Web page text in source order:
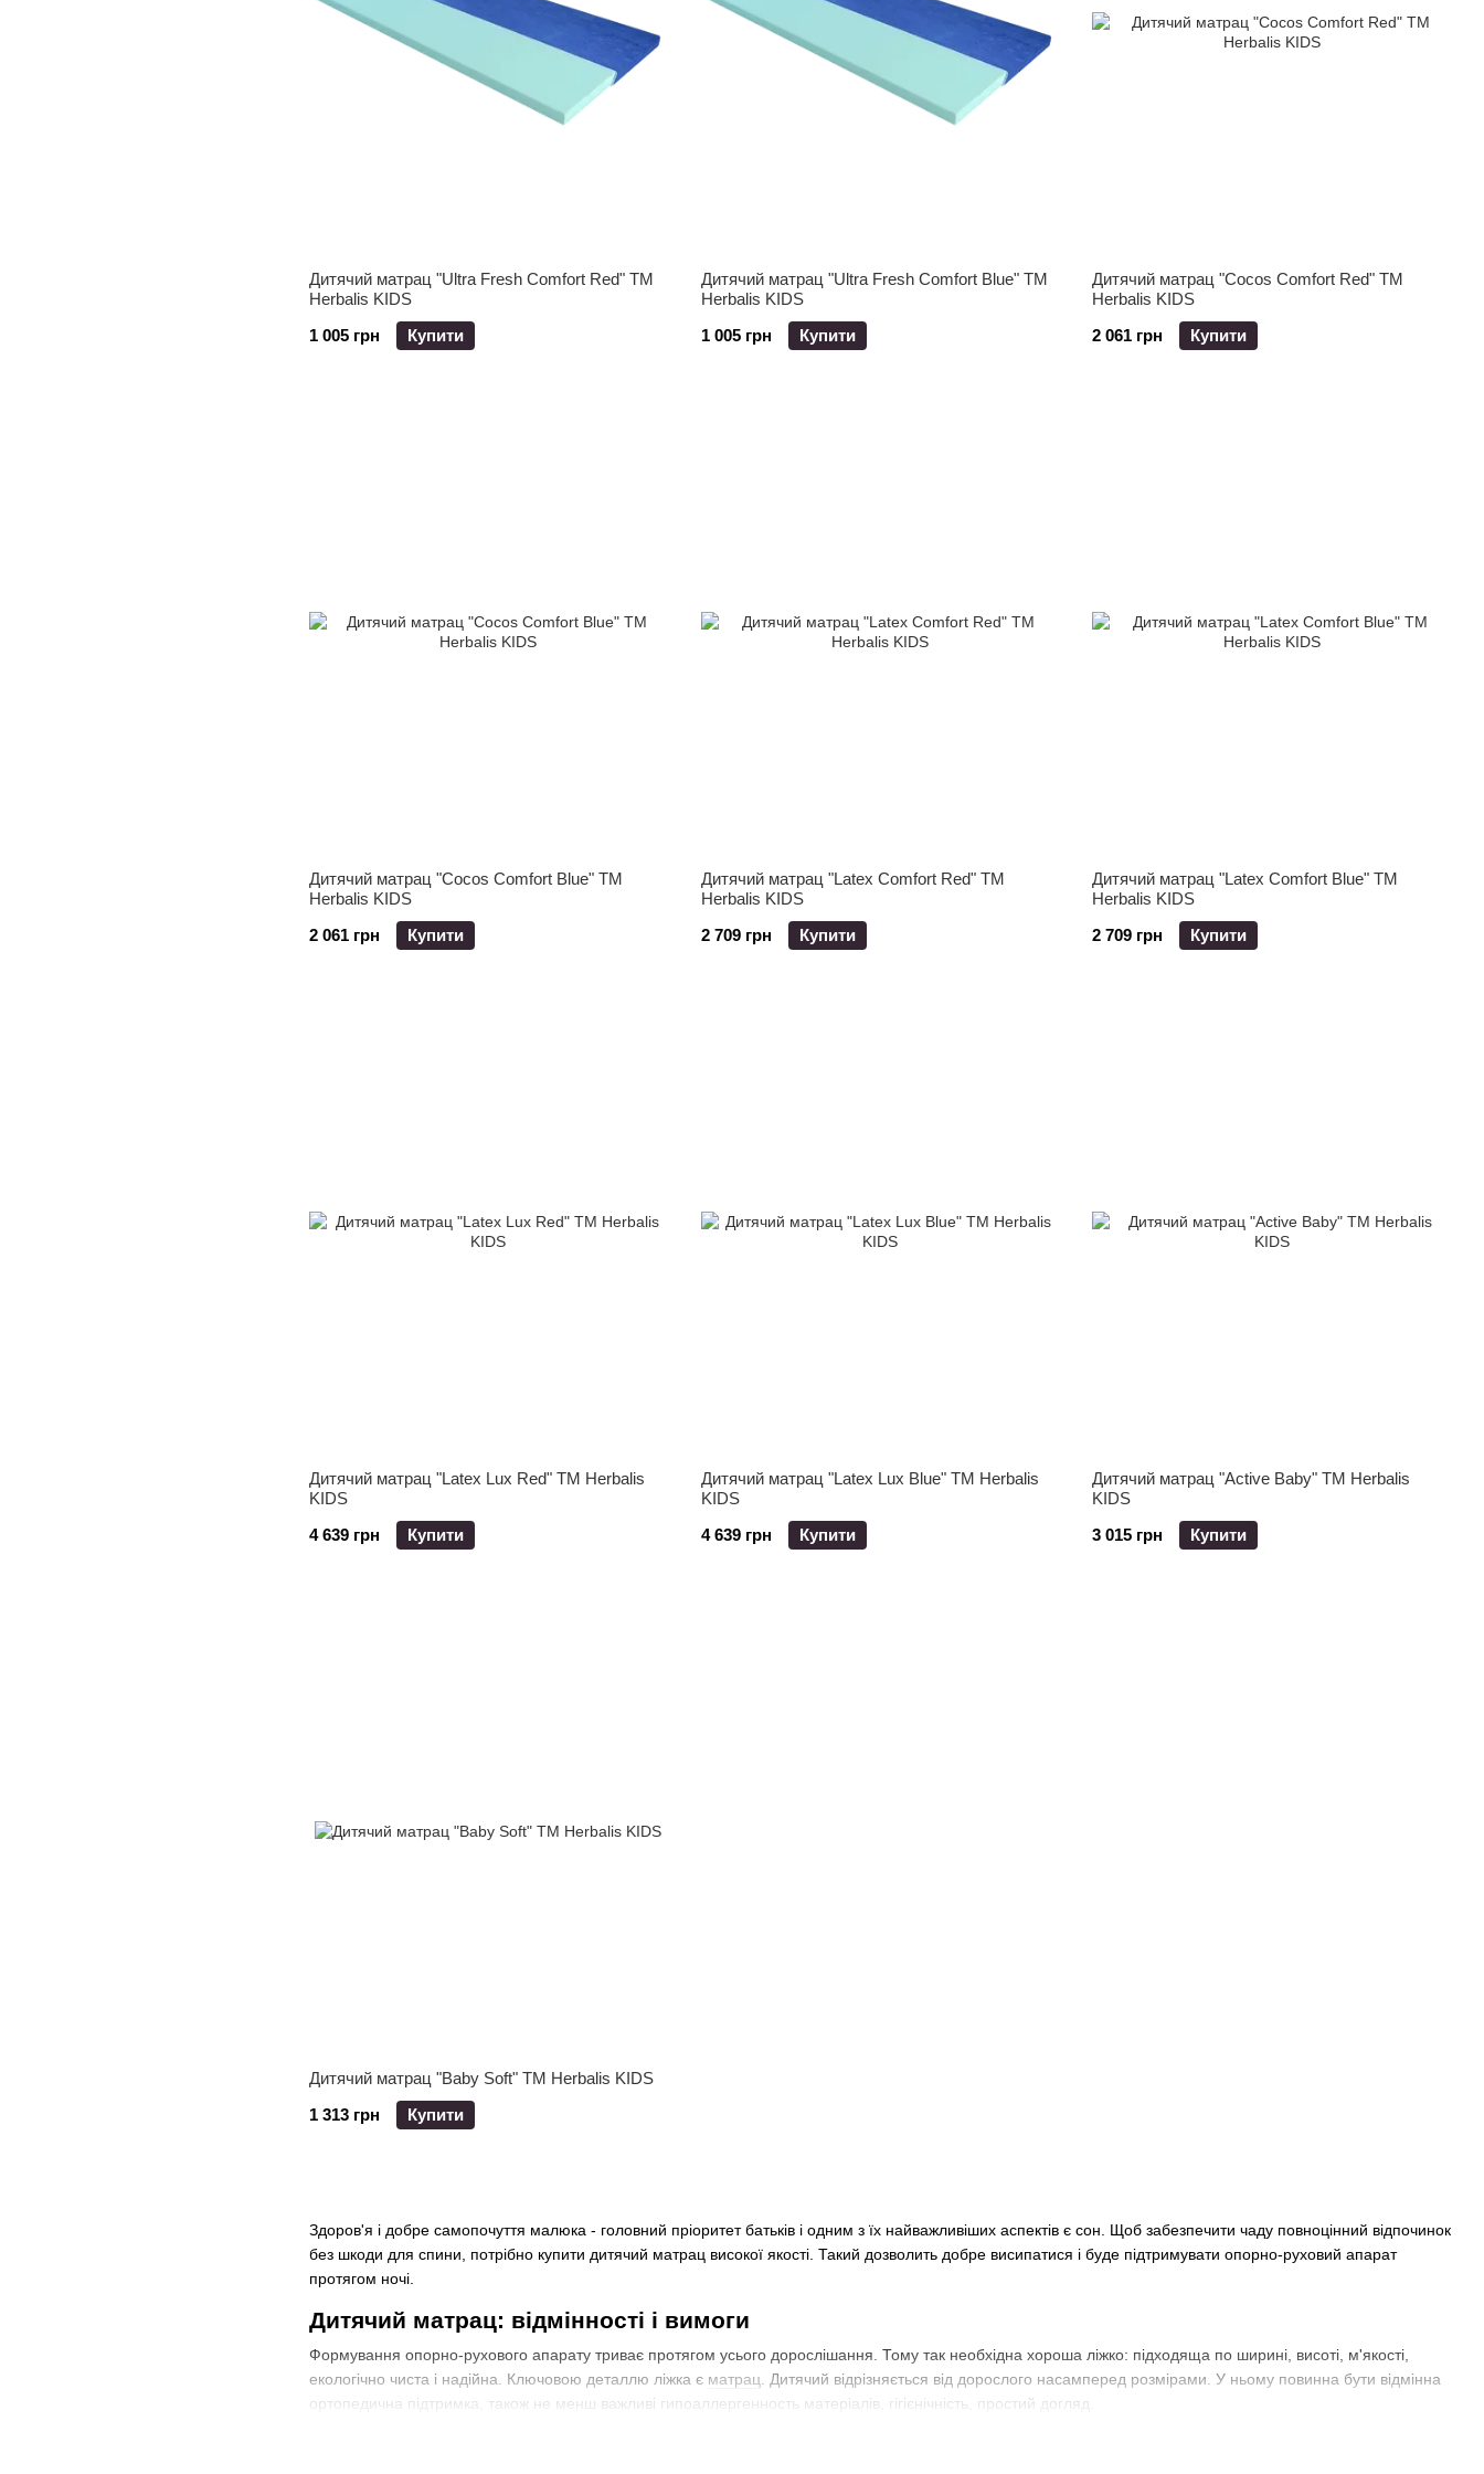
Дитячий матрац "Ultra Fresh Comfort Red" ТМ
Herbalis KIDS
1 005 грн
Купити
Дитячий матрац "Ultra Fresh Comfort Blue" ТМ
Herbalis KIDS
1 005 грн
Купити
Дитячий матрац "Cocos Comfort Red" ТМ
Herbalis KIDS
2 061 грн
Купити
Дитячий матрац "Cocos Comfort Blue" ТМ
Herbalis KIDS
2 061 грн
Купити
Дитячий матрац "Latex Comfort Red" ТМ
Herbalis KIDS
2 709 грн
Купити
Дитячий матрац "Latex Comfort Blue" ТМ
Herbalis KIDS
2 709 грн
Купити
Дитячий матрац "Latex Lux Red" ТМ Herbalis
KIDS
4 639 грн
Купити
Дитячий матрац "Latex Lux Blue" ТМ Herbalis
KIDS
4 639 грн
Купити
Дитячий матрац "Active Baby" ТМ Herbalis
KIDS
3 015 грн
Купити
Дитячий матрац "Baby Soft" ТМ Herbalis KIDS
1 313 грн
Купити
Здоров'я і добре самопочуття малюка - головний пріоритет батьків і одним з їх найважливіших аспектів є сон. Щоб забезпечити чаду повноцінний відпочинок
без шкоди для спини, потрібно купити дитячий матрац високої якості. Такий дозволить добре висипатися і буде підтримувати опорно-руховий апарат
протягом ночі.
Дитячий матрац: відмінності і вимоги
Формування опорно-рухового апарату триває протягом усього дорослішання. Тому так необхідна хороша ліжко: підходяща по ширині, висоті, м'якості,
екологічно чиста і надійна. Ключовою деталлю ліжка є матрац . Дитячий відрізняється від дорослого насамперед розмірами. У ньому повинна бути відмінна
ортопедична підтримка, також не менш важливі гипоаллергенность матеріалів, гігієнічність, простий догляд.